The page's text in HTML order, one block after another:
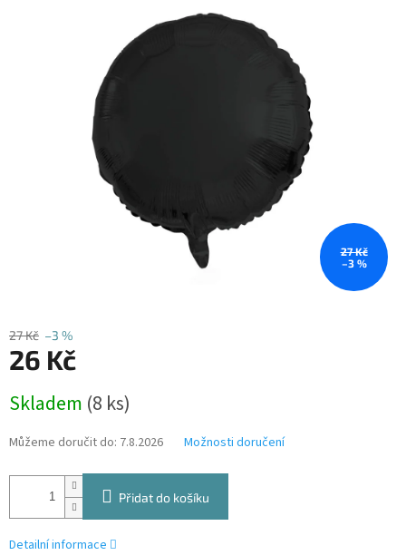
27 Kč
–3 %
27 Kč –3 %
26 Kč
cena:
Skladem (8 ks)
Můžeme doručit do: 7.8.2026 Možnosti doručení
Přidat do košíku
Detailní informace